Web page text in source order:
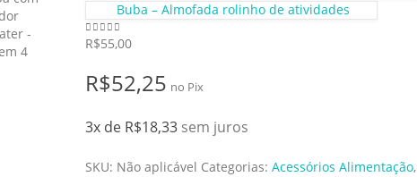
Buba – Almofada rolinho de atividades
0de 5
R$55,00
R$52,25 no Pix
3x de R$18,33 sem juros
SKU: Não aplicável Categorias: Acessórios Alimentação,